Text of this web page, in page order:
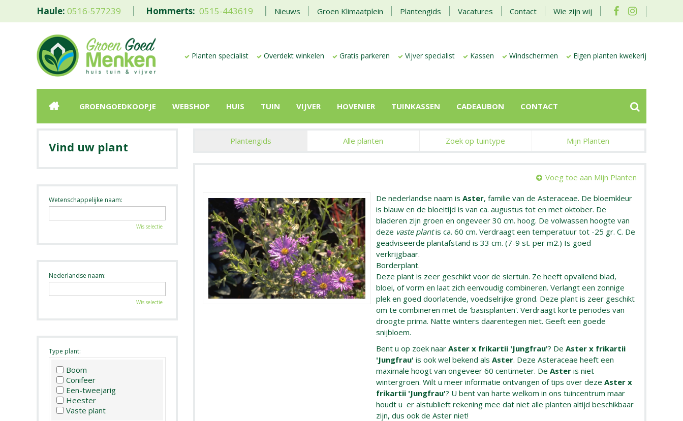
Haule: 0516-577239 Hommerts: 0515-443619 Nieuws Groen Klimaatplein Plantengids Vacatures Contact Wie zijn wij
Planten specialist Overdekt winkelen Gratis parkeren Vijver specialist Kassen Windschermen Eigen planten kwekerij
GROENGOEDKOOPJE WEBSHOP HUIS TUIN VIJVER HOVENIER TUINKASSEN CADEAUBON CONTACT
Plantengids Alle planten Zoek op tuintype Mijn Planten
Voeg toe aan Mijn Planten
De nederlandse naam isAster, familie van de Asteraceae. De bloemkleur
is blauw en de bloeitijd is van ca. augustus tot en met oktober. De
bladeren zijn groen en ongeveer 30 cm. hoog. De volwassen hoogte van
deze vaste plantis ca. 60 cm. Verdraagt een temperatuur tot -25 gr. C. De
geadviseerde plantafstand is 33 cm. (7-9 st. per m2.) Is goed
verkrijgbaar.
Borderplant.
Deze plant is zeer geschikt voor de siertuin. Ze heeft opvallend blad,
bloei, of vorm en laat zich eenvoudig combineren. Verlangt een zonnige
plek en goed doorlatende, voedselrijke grond. Deze plant is zeer geschikt
om te combineren met de 'basisplanten'. Verdraagt korte periodes van
droogte prima. Natte winters daarentegen niet. Geeft een goede
snijbloem.
Bent u op zoek naarAster x frikartii 'Jungfrau'? DeAster x frikartii
'Jungfrau' is ook wel bekend alsAster. Deze Asteraceae heeft een
maximale hoogt van ongeveer 60 centimeter. DeAsteris niet
wintergroen. Wilt u meer informatie ontvangen of tips over dezeAster x
frikartii 'Jungfrau'? U bent van harte welkom in ons tuincentrum maar
houdt u er alstublieft rekening mee dat niet alle planten altijd beschikbaar
zijn, dus ook de Aster niet!
Vind uw plant
Wetenschappelijke naam:
Wis selectie
Nederlandse naam:
Wis selectie
Type plant:
Boom
Conifeer
Een-tweejarig
Heester
Vaste plant